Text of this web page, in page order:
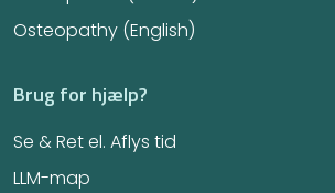
Osteopathy (English)
Brug for hjælp?
Se & Ret el. Aflys tid
LLM-map